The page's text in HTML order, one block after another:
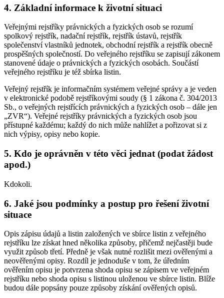
4. Základní informace k životní situaci
Veřejnými rejstříky právnických a fyzických osob se rozumí
spolkový rejstřík, nadační rejstřík, rejstřík ústavů, rejstřík
společenství vlastníků jednotek, obchodní rejstřík a rejstřík obecně
prospěšných společností. Do veřejného rejstříku se zapisují zákonem
stanovené údaje o právnických a fyzických osobách. Součástí
veřejného rejstříku je též sbírka listin.
Veřejný rejstřík je informačním systémem veřejné správy a je veden
v elektronické podobě rejstříkovými soudy (§ 1 zákona č. 304/2013
Sb., o veřejných rejstřících právnických a fyzických osob – dále jen
„ZVR“). Veřejné rejstříky právnických a fyzických osob jsou
přístupné každému; každý do nich může nahlížet a pořizovat si z
nich výpisy, opisy nebo kopie.
5. Kdo je oprávněn v této věci jednat (podat žádost
apod.)
Kdokoli.
6. Jaké jsou podmínky a postup pro řešení životní
situace
Opis zápisu údajů a listin založených ve sbírce listin z veřejného
rejstříku lze získat hned několika způsoby, přičemž nejčastěji bude
využit způsob třetí. Předně je však nutné rozlišit mezi ověřenými a
neověřenými opisy. Rozdíl je jednoduše v tom, že úředním
ověřením opisu je potvrzena shoda opisu se zápisem ve veřejném
rejstříku nebo shoda opisu s listinou uloženou ve sbírce listin. Blíže
budou dále popsány pouze způsoby získání ověřených opisů.